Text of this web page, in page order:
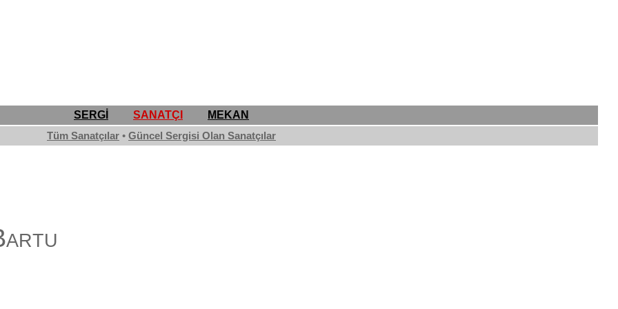
SERGİ SANATÇI
MEKAN
Tüm Sanatçılar • Güncel Sergisi Olan Sanatçılar